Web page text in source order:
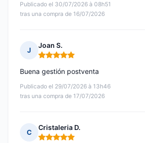
Publicado el 30/07/2026 à 08h51
tras una compra de 16/07/2026
J
Joan S.
Nota: 5 de 5
Publicado el 29/07/2026 à 13h46
tras una compra de 17/07/2026
Buena gestión postventa
C
Cristaleria D.
Nota: 5 de 5